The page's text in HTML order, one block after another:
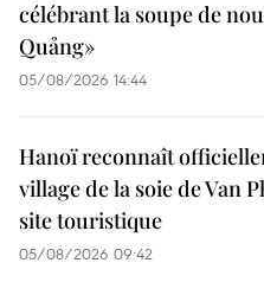
célébrant la soupe de
Quảng»
05/08/2026 14:44
Hanoï reconnaît
village de la soie de Van
site touristique
05/08/2026 09:42